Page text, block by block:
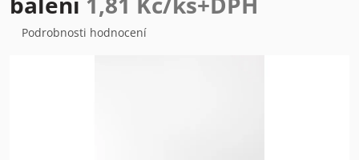
Průměrné
Podrobnosti hodnocení